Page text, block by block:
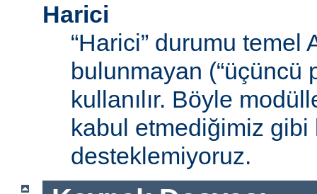
Harici
“Harici” durumu temel
bulunmayan (“üçüncü
kullanılır. Böyle
kabul etmediğimiz gibi
desteklemiyoruz.